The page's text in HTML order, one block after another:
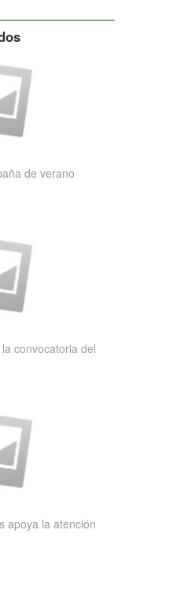
de verano
convocatoria del
apoya la atención